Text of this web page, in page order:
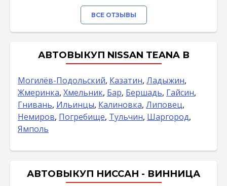
ВСЕ ОТЗЫВЫ
АВТОВЫКУП NISSAN TEANA В
Могилёв-Подольский, Казатин, Ладыжин,
Жмеринка, Хмельник, Бар, Бершадь, Гайсин,
Гнивань, Ильинцы, Калиновка, Липовец,
Немиров, Погребище, Тульчин, Шаргород,
Ямполь
АВТОВЫКУП НИССАН - ВИННИЦА